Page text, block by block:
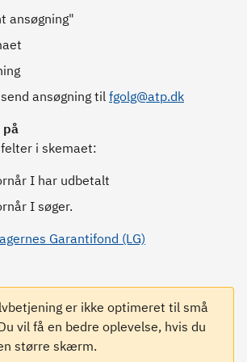
ansøgning"
ansøgning tilfgolg@atp.dk
i skemaet:
I har udbetalt
I søger.
Garantifond (LG)
er ikke optimeret til små
vil få en bedre oplevelse, hvis du
større skærm.